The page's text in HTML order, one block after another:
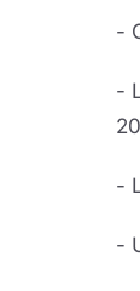
-
-
-
-